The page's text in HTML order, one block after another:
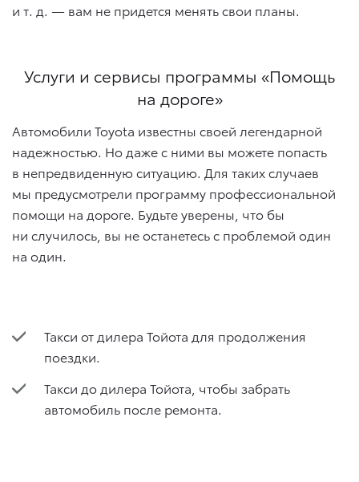
и т. д. — вам не придется менять свои планы.
Услуги и сервисы программы «Помощь
на дороге»
Автомобили Toyota известны своей легендарной
надежностью. Но даже с ними вы можете попасть
в непредвиденную ситуацию. Для таких случаев
мы предусмотрели программу профессиональной
помощи на дороге. Будьте уверены, что бы
ни случилось, вы не останетесь с проблемой один
на один.
Такси от дилера Тойота для продолжения
поездки.
Такси до дилера Тойота, чтобы забрать
автомобиль после ремонта.